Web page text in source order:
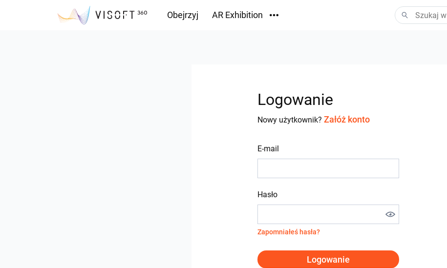
Obejrzyj AR Exhibition
Logowanie
Nowy użytkownik? Załóż konto
E-mail
Hasło
Zapomniałeś hasła?
Logowanie